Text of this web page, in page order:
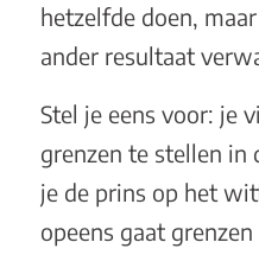
hetzelfde doen,
ander resultaat
Stel je eens voor: je
grenzen te stellen in
je de prins op het
opeens gaat